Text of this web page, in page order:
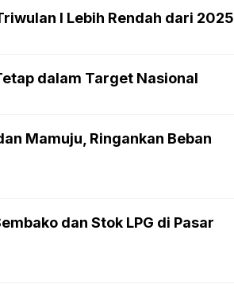
I Lebih Rendah dari 2025
dalam Target Nasional
Mamuju, Ringankan Beban
dan Stok LPG di Pasar